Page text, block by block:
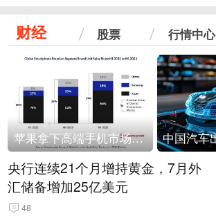
财经 股票 行情中心
苹果拿下高端手机市场65%的份额：iPhone 17系列功不可没
央行连续21个月增持黄金，7月外
汇储备增加25亿美元
48